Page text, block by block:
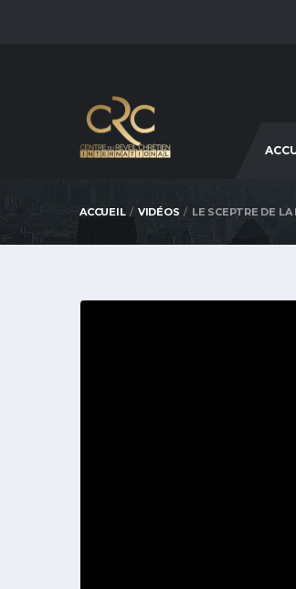
ACCUEIL VIDÉOS LE SCEPTRE DE